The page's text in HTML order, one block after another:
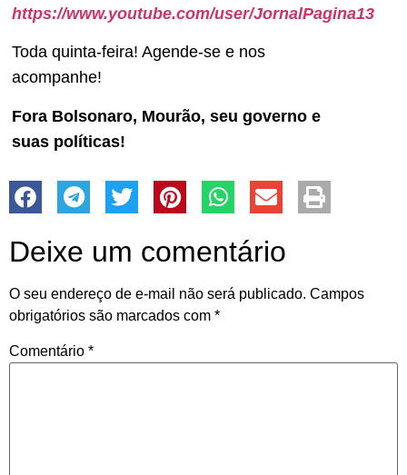
https://www.youtube.com/user/JornalPagina13
Toda quinta-feira! Agende-se e nos
acompanhe!
Fora Bolsonaro, Mourão, seu governo e
suas políticas!
Deixe um comentário
O seu endereço de e-mail não será publicado. Campos
obrigatórios são marcados com *
Comentário *